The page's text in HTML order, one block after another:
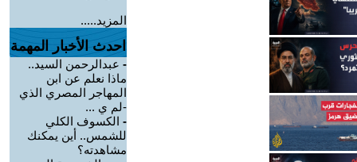
المزيد.....
احدث الأخبار المهمة
- عبدالرحمن السيد..
ماذا نعلم عن ابن
المهاجر المصري الذي
-لم ي ...
- الكسوف الكلي
للشمس.. أين يمكنك
مشاهدته؟